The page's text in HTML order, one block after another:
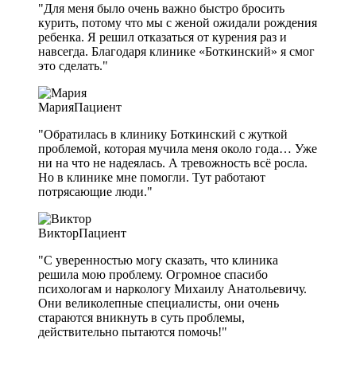
"Для меня было очень важно быстро бросить
курить, потому что мы с женой ожидали рождения
ребенка. Я решил отказаться от курения раз и
навсегда. Благодаря клинике «Боткинский» я смог
это сделать."
МарияПациент
"Обратилась в клинику Боткинский с жуткой
проблемой, которая мучила меня около года… Уже
ни на что не надеялась. А тревожность всё росла.
Но в клинике мне помогли. Тут работают
потрясающие люди."
ВикторПациент
"С уверенностью могу сказать, что клиника
решила мою проблему. Огромное спасибо
психологам и наркологу Михаилу Анатольевичу.
Они великолепные специалисты, они очень
стараются вникнуть в суть проблемы,
действительно пытаются помочь!"